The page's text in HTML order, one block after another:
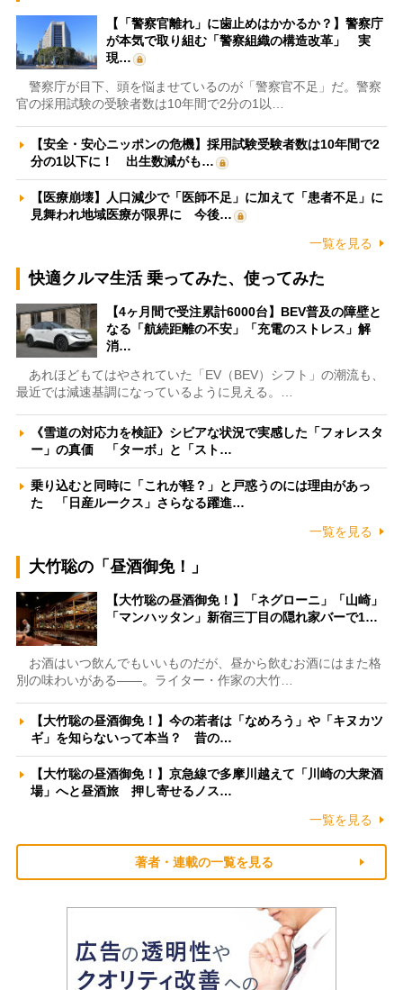
【「警察官離れ」に歯止めはかかるか？】警察庁
が本気で取り組む「警察組織の構造改革」 実
現…
警察庁が目下、頭を悩ませているのが「警察官不足」だ。警察
官の採用試験の受験者数は10年間で2分の1以…
【安全・安心ニッポンの危機】採用試験受験者数は10年間で2
分の1以下に！ 出生数減がも…
【医療崩壊】人口減少で「医師不足」に加えて「患者不足」に
見舞われ地域医療が限界に 今後…
一覧を見る
快適クルマ生活 乗ってみた、使ってみた
【4ヶ月間で受注累計6000台】BEV普及の障壁と
なる「航続距離の不安」「充電のストレス」解
消…
あれほどもてはやされていた「EV（BEV）シフト」の潮流も、
最近では減速基調になっているように見える。…
《雪道の対応力を検証》シビアな状況で実感した「フォレスタ
ー」の真価 「ターボ」と「スト…
乗り込むと同時に「これが軽？」と戸惑うのには理由があっ
た 「日産ルークス」さらなる躍進…
一覧を見る
大竹聡の「昼酒御免！」
【大竹聡の昼酒御免！】「ネグローニ」「山崎」
「マンハッタン」新宿三丁目の隠れ家バーで1…
お酒はいつ飲んでもいいものだが、昼から飲むお酒にはまた格
別の味わいがある――。ライター・作家の大竹…
【大竹聡の昼酒御免！】今の若者は「なめろう」や「キヌカツ
ギ」を知らないって本当？ 昔の…
【大竹聡の昼酒御免！】京急線で多摩川越えて「川崎の大衆酒
場」へと昼酒旅 押し寄せるノス…
一覧を見る
著者・連載の一覧を見る